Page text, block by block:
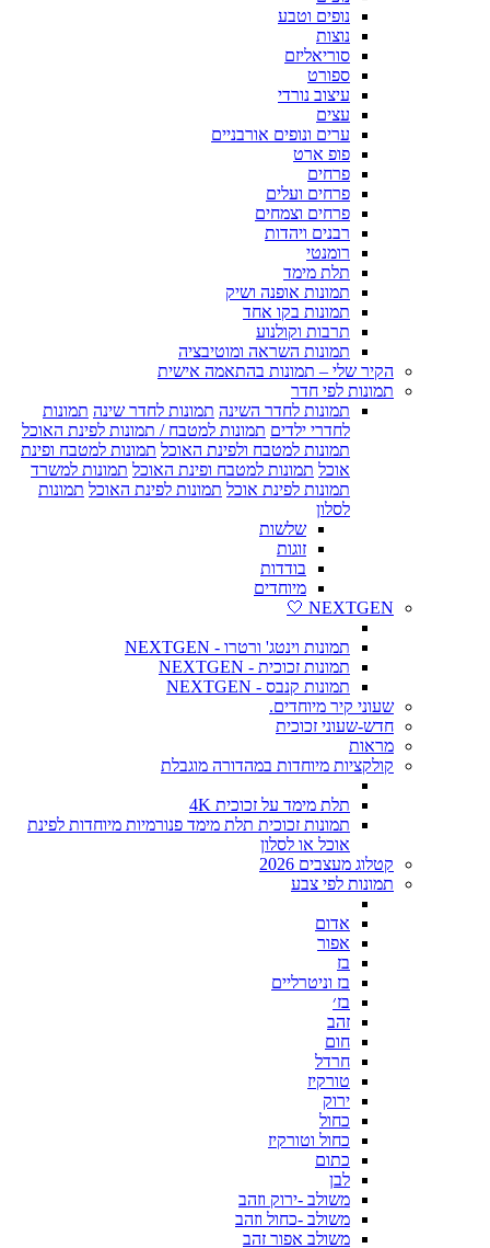
נופים וטבע
נוצות
סוריאליזם
ספורט
עיצוב נורדי
עצים
ערים ונופים אורבניים
פופ ארט
פרחים
פרחים ועלים
פרחים וצמחים
רבנים ויהדות
רומנטי
תלת מימד
תמונות אופנה ושיק
תמונות בקו אחד
תרבות וקולנוע
תמונות השראה ומוטיבציה
הקיר שלי – תמונות בהתאמה אישית
תמונות לפי חדר
תמונות לחדר השינה תמונות לחדר שינה תמונות
לחדרי ילדים תמונות למטבח / תמונות לפינת האוכל
תמונות למטבח ולפינת האוכל תמונות למטבח ופינת
אוכל תמונות למטבח ופינת האוכל תמונות למשרד
תמונות לפינת אוכל תמונות לפינת האוכל תמונות
לסלון
שלשות
זוגות
בודדות
מיוחדים
NEXTGEN 🤍
תמונות וינטג' ורטרו - NEXTGEN
תמונות זכוכית - NEXTGEN
תמונות קנבס - NEXTGEN
שעוני קיר מיוחדים.
חדש-שעוני זכוכית
מראות
קולקציות מיוחדות במהדורה מוגבלת
תלת מימד על זכוכית 4K
תמונות זכוכית תלת מימד פנורמיות מיוחדות לפינת
אוכל או לסלון
קטלוג מעצבים 2026
תמונות לפי צבע
אדום
אפור
בז
בז וניטרליים
בז׳
זהב
חום
חרדל
טורקיז
ירוק
כחול
כחול וטורקיז
כתום
לבן
משולב -ירוק וזהב
משולב -כחול וזהב
משולב אפור זהב